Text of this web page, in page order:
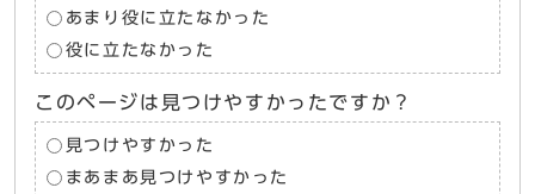
あまり役に立たなかった
役に立たなかった
このページは見つけやすかったですか？
見つけやすかった
まあまあ見つけやすかった